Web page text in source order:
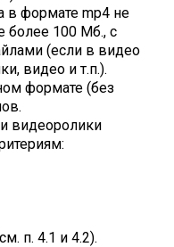
в формате mp4 не
более 100 Мб., с
(если в видео
видео и т.п.).
формате (без
видеоролики
п. 4.1 и 4.2).